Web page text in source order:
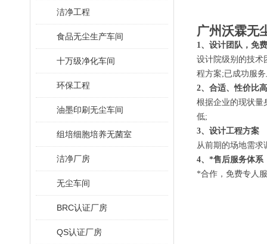
洁净工程
食品无尘生产车间
十万级净化车间
环保工程
油墨印刷无尘车间
组培细胞培养无菌室
洁净厂房
无尘车间
BRC认证厂房
QS认证厂房
广州沃霖无
1、设计团队，免
设计院级别的技术
程方案;已成功服
2、合适、性价比
根据企业的现状量
低;
3、设计工程方案
从前期的场地需求
4、*售后服务体系
*合作，免费专人